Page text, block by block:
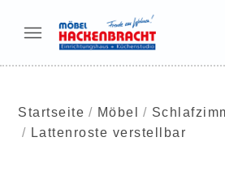
Startseite Möbel
Lattenroste verstellbar